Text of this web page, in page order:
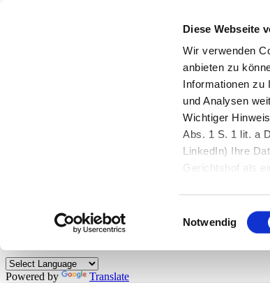
Diese Webseite
Wir verwenden
anbieten zu
Informationen zu
und Analysen
Wichtiger
Abs. 1 S. 1 lit. a
LinkedIn) Ihre
Gerichtshof als
Notwendig
Herzlich willkommen!
Kunden viele nützliche Hilfestellungen und interessante
Powered by Translate